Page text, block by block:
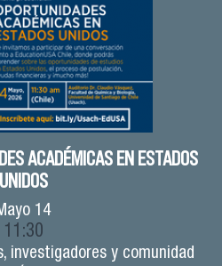
ACADÉMICAS EN ESTADOS
UNIDOS
14
11:30
investigadores y comunidad